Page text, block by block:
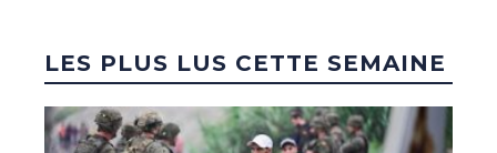
LES PLUS LUS CETTE SEMAINE